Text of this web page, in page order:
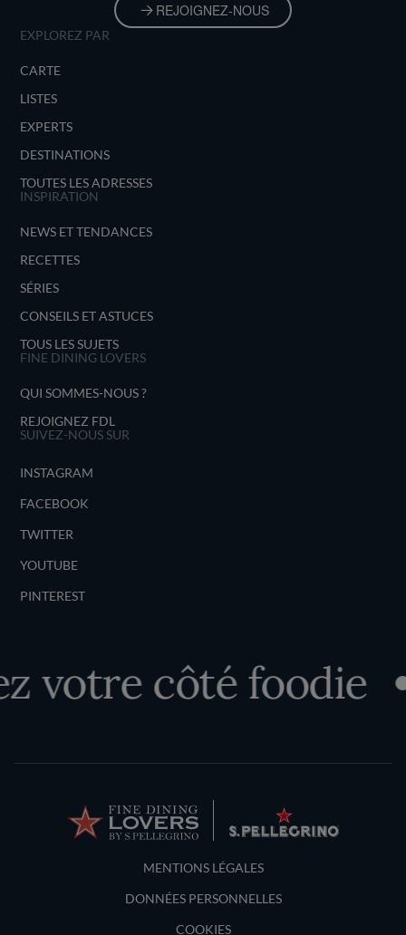
REJOIGNEZ-NOUS
EXPLOREZ PAR
CARTE
LISTES
EXPERTS
DESTINATIONS
TOUTES LES ADRESSES
INSPIRATION
NEWS ET TENDANCES
RECETTES
SÉRIES
CONSEILS ET ASTUCES
TOUS LES SUJETS
FINE DINING LOVERS
QUI SOMMES-NOUS ?
REJOIGNEZ FDL
SUIVEZ-NOUS SUR
INSTAGRAM
FACEBOOK
TWITTER
YOUTUBE
PINTEREST
votre côté foodie
Terms and Conditions
MENTIONS LÉGALES
DONNÉES PERSONNELLES
COOKIES